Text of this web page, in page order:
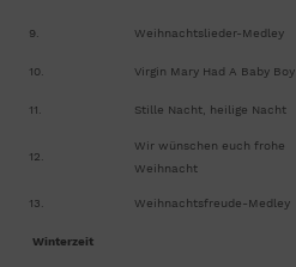
9. Weihnachtslieder-Medley
10. Virgin Mary Had A Baby Boy
11. Stille Nacht, heilige Nacht
12.
Wir wünschen euch frohe
Weihnacht
13. Weihnachtsfreude-Medley
Winterzeit